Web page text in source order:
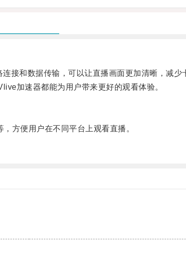
和数据传输，可以让直播画面更加清晰，减少
加速器都能为用户带来更好的观看体验。
方便用户在不同平台上观看直播。